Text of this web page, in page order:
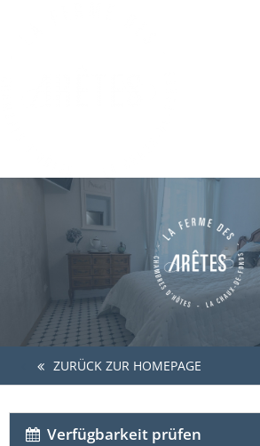
ZURÜCK ZUR HOMEPAGE
Verfügbarkeit prüfen